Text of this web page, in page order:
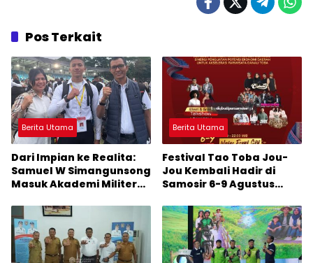
Pos Terkait
Berita Utama
Dari Impian ke Realita:
Samuel W Simangunsong
Masuk Akademi Militer
Berita Utama
Festival Tao Toba Jou-
Jou Kembali Hadir di
Samosir 6-9 Agustus
Kemeriahan dan Raih
Peluangnya